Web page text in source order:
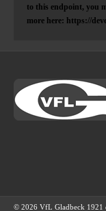
to this endpoint, you
more here: https://
© 2026 VfL Gladbeck 1921